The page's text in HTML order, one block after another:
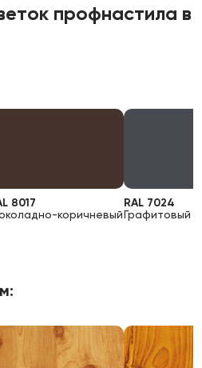
профнастила в
8017
коричневый
RAL 7024
Графитовый